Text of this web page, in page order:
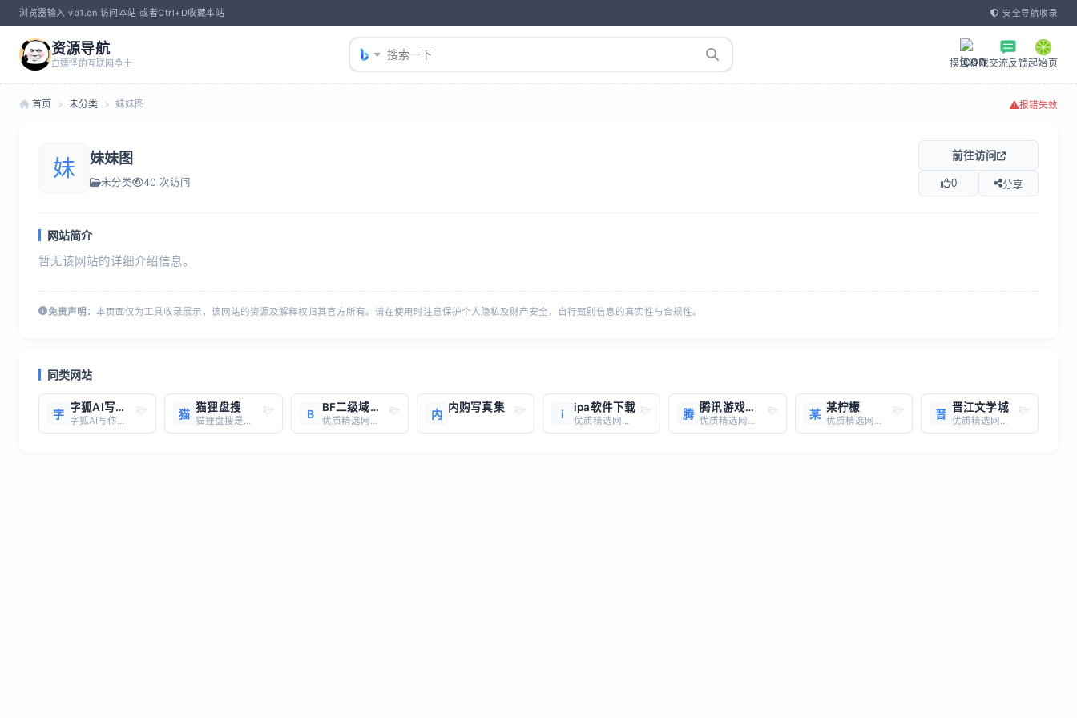
浏览器输入 vb1.cn 访问本站 或者Ctrl+D收藏本站 安全导航收录
资源导航
白嫖怪的互联网净土 摸鱼游戏交流反馈起始页
首页 未分类 妹妹图 报错失效
妹 妹妹图
未分类 40 次访问
前往访问
0 分享
网站简介
暂无该网站的详细介绍信息。
免责声明： 本页面仅为工具收录展示，该网站的资源及解释权归其官方所有。请在使用时注意保护个人隐私及财产安全，自行甄别信息的真实性与合规性。
同类网站
字 字狐AI写作：你的智能创作助手
字狐AI写作：你的智能创作助手网址： https://aixiezuo.xiangtatech.com/简介：字狐AI写作是一款基于人工智能技术的智能写作平台，致力于为用户提供高效、便捷、优质的写作体验。无论你是需要撰写文章、文案、邮件，还是进行创意写作，字狐AI写作都能为你提供强大
猫 猫狸盘搜
猫狸盘搜是一个专注于阿里云盘资源的搜索引擎，同时也支持百度网盘、天翼云盘等其他主流网盘资源的搜索。以下是其主要功能和特点：功能与特点 多网盘资源覆盖：猫狸盘搜整合了多个网盘资源，包括阿里云盘、百度网盘、天翼云盘等，用户可以通过一个平台搜索多个网盘的资源。 资源丰富：提供影
B BF二级域名分发系统
优质精选网站，一键直达
内 内购写真集 i ipa软件下载
优质精选网站，一键直达
腾 腾讯游戏官方网站
优质精选网站，一键直达
某 某柠檬
优质精选网站，一键直达
晋 晋江文学城
优质精选网站，一键直达